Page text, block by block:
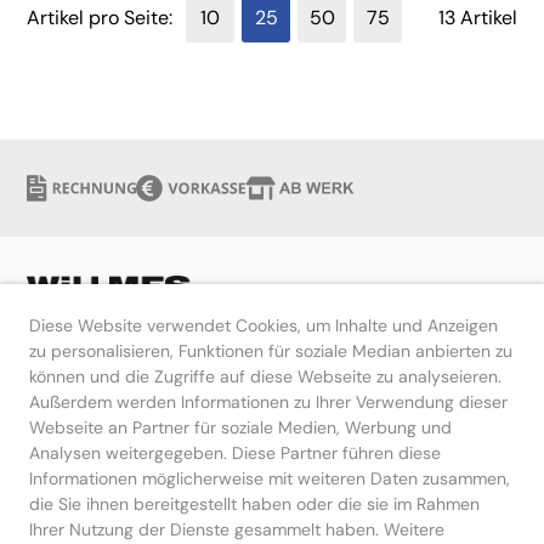
Diese Website verwendet Cookies, um Inhalte und Anzeigen
zu personalisieren, Funktionen für soziale Median anbierten zu
können und die Zugriffe auf diese Webseite zu analyseieren.
Außerdem werden Informationen zu Ihrer Verwendung dieser
Webseite an Partner für soziale Medien, Werbung und
Analysen weitergegeben. Diese Partner führen diese
Informationen möglicherweise mit weiteren Daten zusammen,
die Sie ihnen bereitgestellt haben oder die sie im Rahmen
Ihrer Nutzung der Dienste gesammelt haben. Weitere
13 Artikel
Artikel pro Seite: 10 25 50 75
Hilfe
Kontakt